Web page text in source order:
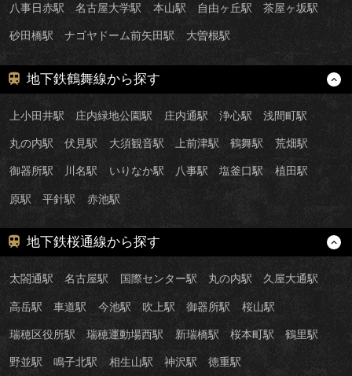
八事日赤駅 名古屋大学駅 本山駅 自由ヶ丘駅 茶屋ヶ坂駅
砂田橋駅 ナゴヤドーム前矢田駅 大曽根駅
地下鉄鶴舞線から探す
上小田井駅 庄内緑地公園駅 庄内通駅 浄心駅 浅間町駅
丸の内駅 伏見駅 大須観音駅 上前津駅 鶴舞駅 荒畑駅
御器所駅 川名駅 いりなか駅 八事駅 塩釜口駅 植田駅
原駅 平針駅 赤池駅
地下鉄桜通線から探す
太閤通駅 名古屋駅 国際センター駅 丸の内駅 久屋大通駅
高岳駅 車道駅 今池駅 吹上駅 御器所駅 桜山駅
瑞穂区役所駅 瑞穂運動場西駅 新瑞橋駅 桜本町駅 鶴里駅
野並駅 鳴子北駅 相生山駅 神沢駅 徳重駅